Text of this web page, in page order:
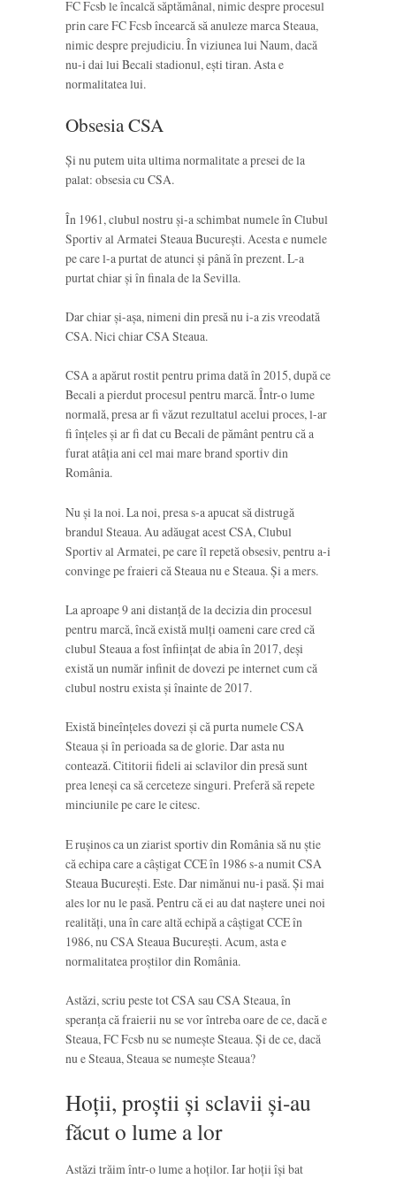
FC Fcsb le încalcă săptămânal, nimic despre procesul
prin care FC Fcsb încearcă să anuleze marca Steaua,
nimic despre prejudiciu. În viziunea lui Naum, dacă
nu-i dai lui Becali stadionul, ești tiran. Asta e
normalitatea lui.
Obsesia CSA
Și nu putem uita ultima normalitate a presei de la
palat: obsesia cu CSA.
În 1961, clubul nostru și-a schimbat numele în Clubul
Sportiv al Armatei Steaua București. Acesta e numele
pe care l-a purtat de atunci și până în prezent. L-a
purtat chiar și în finala de la Sevilla.
Dar chiar și-așa, nimeni din presă nu i-a zis vreodată
CSA. Nici chiar CSA Steaua.
CSA a apărut rostit pentru prima dată în 2015, după ce
Becali a pierdut procesul pentru marcă. Într-o lume
normală, presa ar fi văzut rezultatul acelui proces, l-ar
fi înțeles și ar fi dat cu Becali de pământ pentru că a
furat atâția ani cel mai mare brand sportiv din
România.
Nu și la noi. La noi, presa s-a apucat să distrugă
brandul Steaua. Au adăugat acest CSA, Clubul
Sportiv al Armatei, pe care îl repetă obsesiv, pentru a-i
convinge pe fraieri că Steaua nu e Steaua. Și a mers.
La aproape 9 ani distanță de la decizia din procesul
pentru marcă, încă există mulți oameni care cred că
clubul Steaua a fost înființat de abia în 2017, deși
există un număr infinit de dovezi pe internet cum că
clubul nostru exista și înainte de 2017.
Există bineînțeles dovezi și că purta numele CSA
Steaua și în perioada sa de glorie. Dar asta nu
contează. Cititorii fideli ai sclavilor din presă sunt
prea leneși ca să cerceteze singuri. Preferă să repete
minciunile pe care le citesc.
E rușinos ca un ziarist sportiv din România să nu știe
că echipa care a câștigat CCE în 1986 s-a numit CSA
Steaua București. Este. Dar nimănui nu-i pasă. Și mai
ales lor nu le pasă. Pentru că ei au dat naștere unei noi
realități, una în care altă echipă a câștigat CCE în
1986, nu CSA Steaua București. Acum, asta e
normalitatea proștilor din România.
Astăzi, scriu peste tot CSA sau CSA Steaua, în
speranța că fraierii nu se vor întreba oare de ce, dacă e
Steaua, FC Fcsb nu se numește Steaua. Și de ce, dacă
nu e Steaua, Steaua se numește Steaua?
Hoții, proștii și sclavii și-au
făcut o lume a lor
Astăzi trăim într-o lume a hoților. Iar hoții își bat